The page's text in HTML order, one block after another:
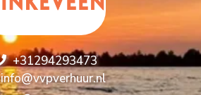
+31294293473
info@vvpverhuur.nl